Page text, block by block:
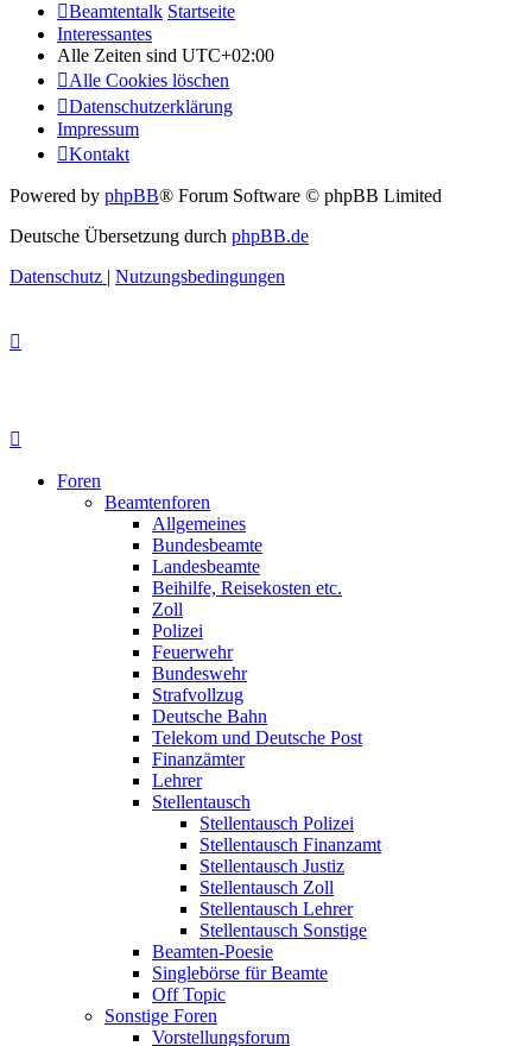
Beamtentalk Startseite
Interessantes
Alle Zeiten sind UTC+02:00
Alle Cookies löschen
Datenschutzerklärung
Impressum
Kontakt
Powered by phpBB® Forum Software © phpBB Limited
Deutsche Übersetzung durch phpBB.de
Datenschutz | Nutzungsbedingungen
Foren
Beamtenforen
Allgemeines
Bundesbeamte
Landesbeamte
Beihilfe, Reisekosten etc.
Zoll
Polizei
Feuerwehr
Bundeswehr
Strafvollzug
Deutsche Bahn
Telekom und Deutsche Post
Finanzämter
Lehrer
Stellentausch
Stellentausch Polizei
Stellentausch Finanzamt
Stellentausch Justiz
Stellentausch Zoll
Stellentausch Lehrer
Stellentausch Sonstige
Beamten-Poesie
Singlebörse für Beamte
Off Topic
Sonstige Foren
Vorstellungsforum